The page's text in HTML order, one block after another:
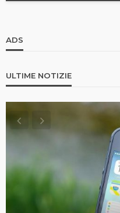
ADS
ULTIME NOTIZIE